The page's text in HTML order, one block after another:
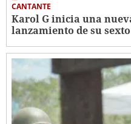
CANTANTE
Karol G inicia una
lanzamiento de su